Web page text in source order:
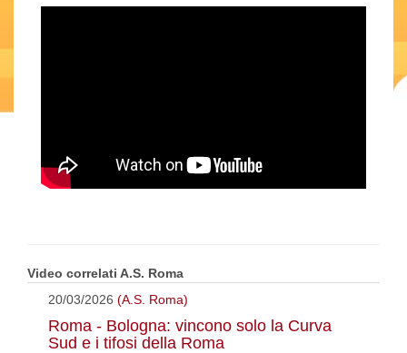
Video correlati A.S. Roma
20/03/2026 (A.S. Roma)
Roma - Bologna: vincono solo la Curva
Sud e i tifosi della Roma